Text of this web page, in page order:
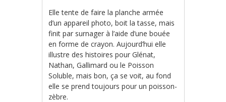
Elle tente de faire la planche armée
d’un appareil photo, boit la tasse, mais
finit par surnager à l’aide d’une bouée
en forme de crayon.Aujourd’hui elle
illustre des histoires pour Glénat,
Nathan, Gallimard ou le Poisson
Soluble, mais bon, ça se voit, au fond
elle se prend toujours pour un poisson-
zèbre.